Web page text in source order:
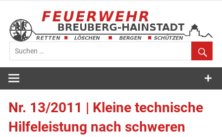
springen
Feuerwehr
Breuberg-
Hainstadt
Nr. 13/2011 | Kleine technische
Hilfeleistung nach schweren